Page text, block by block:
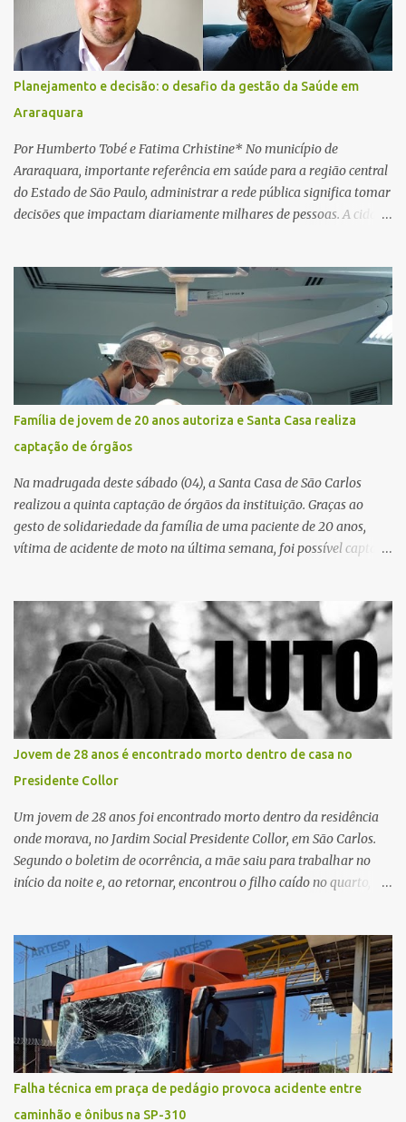
PDF simulando uma comunicação oficial da instituição financeira.
Na sequência, entrou em contato por telefone e encaminhou um
link, orientando a vítima a acessá-lo pelo computador para
concluir a suposta atualização cadastral. Após realizar o
procedimento, a conta bancária ficou bloqueada por algumas
horas. Sem conseguir acessar o sistema, a vítima tentou
novamente contato com o suposto gerente, mas não obteve
resposta. Na segunda-fe...
Planejamento e decisão: o desafio da gestão da Saúde em
Araraquara
Por Humberto Tobé e Fatima Crhistine* No município de
Araraquara, importante referência em saúde para a região central
do Estado de São Paulo, administrar a rede pública significa tomar
decisões que impactam diariamente milhares de pessoas. A cidade
município, mas também de diversas cidades do entorno,
ampliando significativamente a responsabilidade da gestão sobre
o Sistema Único de Saúde (SUS). Nos últimos anos, o Governo
Federal tem ampliado investimentos destinados ao fortalecimento
da atenção básica, da infraestrutura hospitalar e da
regionalização dos serviços de saúde. Entretanto, em um cenário
de demandas crescentes e recursos necessariamente limitados, a
principal missão da gestão pública não é apenas investir mais,
mas decidir melhor onde investir para produzir o maior benefício
possível à população. Essa reflexão encontra respaldo tanto na
teoria da admini...
Família de jovem de 20 anos autoriza e Santa Casa realiza
captação de órgãos
Na madrugada deste sábado (04), a Santa Casa de São Carlos
realizou a quinta captação de órgãos da instituição. Graças ao
gesto de solidariedade da família de uma paciente de 20 anos,
vítima de acidente de moto na última semana, foi possível captar o
Por se tratar de um órgão com curto tempo de preservação, a
equipe responsável pela captação do coração chegou a São Carlos
em uma aeronave da Força Aérea Brasileira (FAB), garantindo
agilidade no transporte e na realização do procedimento. Após a
retirada do órgão, a Guarda Civil Municipal (GCM), por meio da
Prefeitura de São Carlos, realizou o transporte do coração até o
aeroporto, de onde a aeronave da FAB seguiu com o órgão para
coordenada pela Comissão Intra-Hospitalar de Doação de Órgãos
e Tecidos para Transplantes (CIHDOTT) da Santa Ca...
Jovem de 28 anos é encontrado morto dentro de casa no
Presidente Collor
Um jovem de 28 anos foi encontrado morto dentro da residência
onde morava, no Jardim Social Presidente Collor, em São Carlos.
Segundo o boletim de ocorrência, a mãe saiu para trabalhar no
início da noite e, ao retornar, encontrou o filho caído no quarto,
jovem apresentava problemas de saúde. Fonte: São Carlos Agora
Falha técnica em praça de pedágio provoca acidente entre
caminhão e ônibus na SP-310